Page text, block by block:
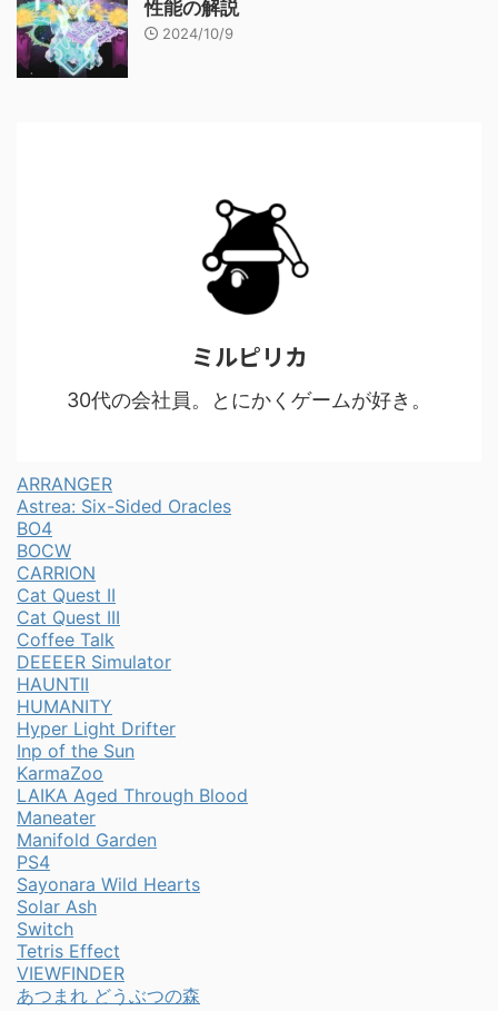
性能の解説
2024/10/9
ミルピリカ
30代の会社員。とにかくゲームが好き。
ARRANGER
Astrea: Six-Sided Oracles
BO4
BOCW
CARRION
Cat Quest II
Cat Quest III
Coffee Talk
DEEEER Simulator
HAUNTII
HUMANITY
Hyper Light Drifter
Inp of the Sun
KarmaZoo
LAIKA Aged Through Blood
Maneater
Manifold Garden
PS4
Sayonara Wild Hearts
Solar Ash
Switch
Tetris Effect
VIEWFINDER
あつまれ どうぶつの森